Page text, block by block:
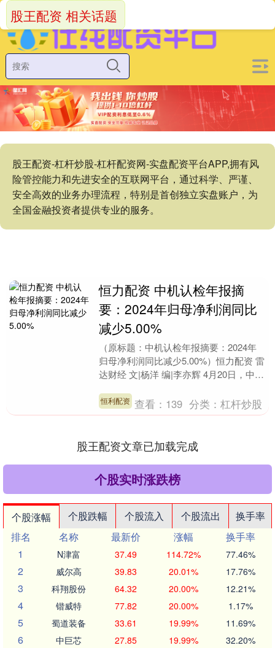
股王配资-杠杆炒股-杠杆配资网-实盘配资平台APP,拥有风
险管控能力和先进安全的互联网平台，通过科学、严谨、
安全高效的业务办理流程，特别是首创独立实盘账户，为
全国金融投资者提供专业的服务。
股王配资 相关话题
恒力配资 中机认检年报摘
要：2024年归母净利润同比
减少5.00%
（原标题：中机认检年报摘要：2024年
归母净利润同比减少5.00%）恒力配资 雷
达财经 文|杨洋 编|李亦辉 4月20日，中机
恒利配资 查看： 139 分类：杠杆炒股
股王配资文章已加载完成
个股实时涨跌榜
个股涨幅 个股跌幅 个股流入 个股流出
换手率
排名
名称 最新价 涨幅
换手率
1
N津富 37.49 114.72% 77.46%
2 威尔高 39.83 20.01% 17.76%
3 科翔股份 64.32 20.00% 12.21%
4 锴威特 77.82 20.00% 1.17%
5 蜀道装备 33.61 19.99% 11.69%
6 中巨芯 27.85 19.99% 32.20%